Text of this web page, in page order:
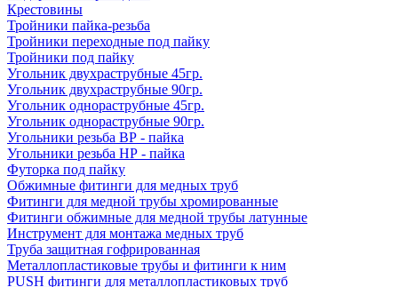
Крестовины
Тройники пайка-резьба
Тройники переходные под пайку
Тройники под пайку
Угольник двухраструбные 45гр.
Угольник двухраструбные 90гр.
Угольник однораструбные 45гр.
Угольник однораструбные 90гр.
Угольники резьба ВР - пайка
Угольники резьба НР - пайка
Футорка под пайку
Обжимные фитинги для медных труб
Фитинги для медной трубы хромированные
Фитинги обжимные для медной трубы латунные
Инструмент для монтажа медных труб
Труба защитная гофрированная
Металлопластиковые трубы и фитинги к ним
PUSH фитинги для металлопластиковых труб